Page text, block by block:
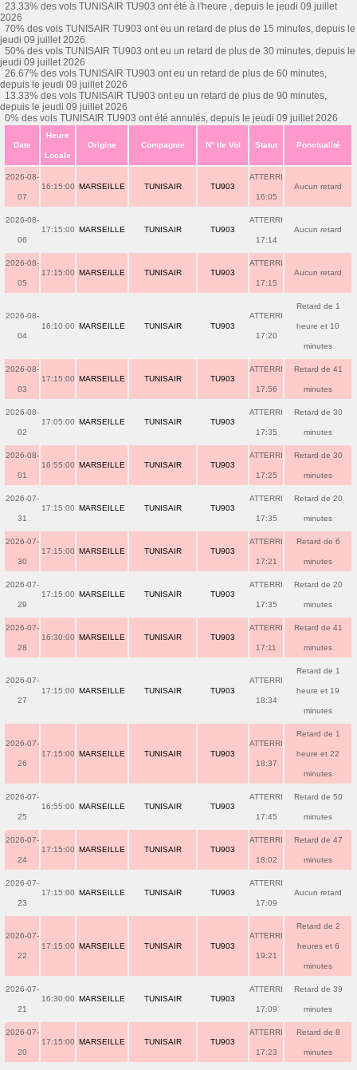
23.33% des vols TUNISAIR TU903 ont été à l'heure , depuis le jeudi 09 juillet
2026
70% des vols TUNISAIR TU903 ont eu un retard de plus de 15 minutes, depuis le
jeudi 09 juillet 2026
50% des vols TUNISAIR TU903 ont eu un retard de plus de 30 minutes, depuis le
jeudi 09 juillet 2026
26.67% des vols TUNISAIR TU903 ont eu un retard de plus de 60 minutes,
depuis le jeudi 09 juillet 2026
13.33% des vols TUNISAIR TU903 ont eu un retard de plus de 90 minutes,
depuis le jeudi 09 juillet 2026
0% des vols TUNISAIR TU903 ont été annulés, depuis le jeudi 09 juillet 2026
Date
Heure
Locale
Origine Compagnie N° de Vol Statut Ponctualité
2026-08-
07
16:15:00 MARSEILLE TUNISAIR TU903
ATTERRI
16:05
Aucun retard
2026-08-
06
17:15:00 MARSEILLE TUNISAIR TU903
ATTERRI
17:14
Aucun retard
2026-08-
05
17:15:00 MARSEILLE TUNISAIR TU903
ATTERRI
17:15
Aucun retard
2026-08-
04
16:10:00 MARSEILLE TUNISAIR TU903
ATTERRI
17:20
Retard de 1
heure et 10
minutes
2026-08-
03
17:15:00 MARSEILLE TUNISAIR TU903
ATTERRI
17:56
Retard de 41
minutes
2026-08-
02
17:05:00 MARSEILLE TUNISAIR TU903
ATTERRI
17:35
Retard de 30
minutes
2026-08-
01
16:55:00 MARSEILLE TUNISAIR TU903
ATTERRI
17:25
Retard de 30
minutes
2026-07-
31
17:15:00 MARSEILLE TUNISAIR TU903
ATTERRI
17:35
Retard de 20
minutes
2026-07-
30
17:15:00 MARSEILLE TUNISAIR TU903
ATTERRI
17:21
Retard de 6
minutes
2026-07-
29
17:15:00 MARSEILLE TUNISAIR TU903
ATTERRI
17:35
Retard de 20
minutes
2026-07-
28
16:30:00 MARSEILLE TUNISAIR TU903
ATTERRI
17:11
Retard de 41
minutes
2026-07-
27
17:15:00 MARSEILLE TUNISAIR TU903
ATTERRI
18:34
Retard de 1
heure et 19
minutes
2026-07-
26
17:15:00 MARSEILLE TUNISAIR TU903
ATTERRI
18:37
Retard de 1
heure et 22
minutes
2026-07-
25
16:55:00 MARSEILLE TUNISAIR TU903
ATTERRI
17:45
Retard de 50
minutes
2026-07-
24
17:15:00 MARSEILLE TUNISAIR TU903
ATTERRI
18:02
Retard de 47
minutes
2026-07-
23
17:15:00 MARSEILLE TUNISAIR TU903
ATTERRI
17:09
Aucun retard
2026-07-
22
17:15:00 MARSEILLE TUNISAIR TU903
ATTERRI
19:21
Retard de 2
heures et 6
minutes
2026-07-
21
16:30:00 MARSEILLE TUNISAIR TU903
ATTERRI
17:09
Retard de 39
minutes
2026-07-
20
17:15:00 MARSEILLE TUNISAIR TU903
ATTERRI
17:23
Retard de 8
minutes